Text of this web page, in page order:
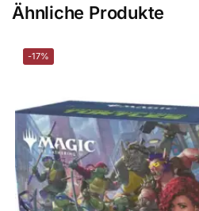
Ähnliche Produkte
-17%